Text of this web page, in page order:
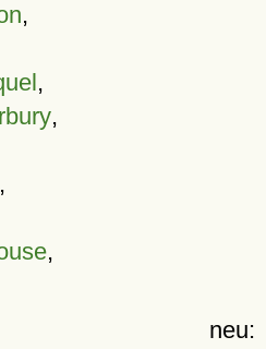
,
,
,
,